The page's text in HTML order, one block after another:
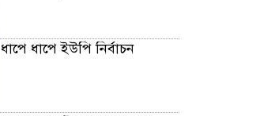
ধাপে ধাপে ইউপি নির্বাচন